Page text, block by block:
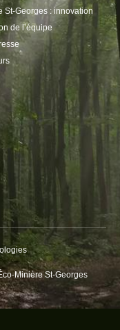
St-Georges : innovation
de l’équipe
Minière St-Georges